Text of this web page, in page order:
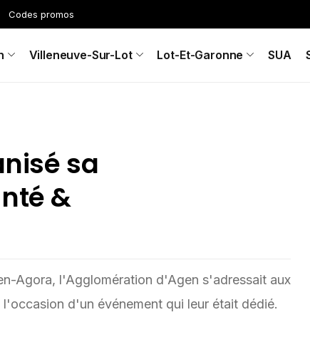
Codes promos
Villeneuve-Sur-Lot Lot-Et-Garonne SUA
sa
&
Agora, l'Agglomération d'Agen s'adressait aux
d'un événement qui leur était dédié.